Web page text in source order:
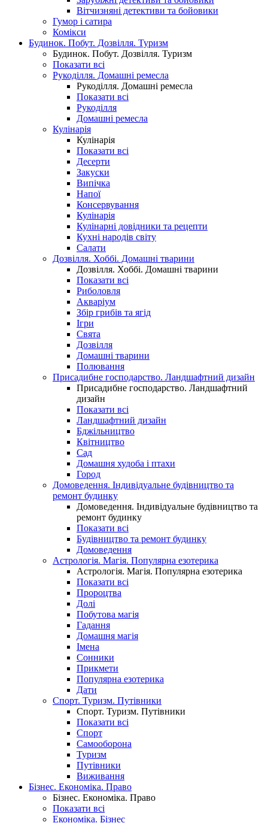
Вітчизняні детективи та бойовики
Гумор і сатира
Комікси
Будинок. Побут. Дозвілля. Туризм
Будинок. Побут. Дозвілля. Туризм
Показати всі
Рукоділля. Домашні ремесла
Рукоділля. Домашні ремесла
Показати всі
Рукоділля
Домашні ремесла
Кулінарія
Кулінарія
Показати всі
Десерти
Закуски
Випічка
Напої
Консервування
Кулінарія
Кулінарні довідники та рецепти
Кухні народів світу
Салати
Дозвілля. Хоббі. Домашні тварини
Дозвілля. Хоббі. Домашні тварини
Показати всі
Риболовля
Акваріум
Збір грибів та ягід
Ігри
Свята
Дозвілля
Домашні тварини
Полювання
Присадибне господарство. Ландшафтний дизайн
Присадибне господарство. Ландшафтний
дизайн
Показати всі
Ландшафтний дизайн
Бджільництво
Квітництво
Сад
Домашня худоба і птахи
Город
Домоведення. Індивідуальне будівництво та
ремонт будинку
Домоведення. Індивідуальне будівництво та
ремонт будинку
Показати всі
Будівництво та ремонт будинку
Домоведення
Астрологія. Магія. Популярна езотерика
Астрологія. Магія. Популярна езотерика
Показати всі
Пророцтва
Долі
Побутова магія
Гадання
Домашня магія
Імена
Сонники
Прикмети
Популярна езотерика
Дати
Спорт. Туризм. Путівники
Спорт. Туризм. Путівники
Показати всі
Спорт
Самооборона
Туризм
Путівники
Виживання
Бізнес. Економіка. Право
Бізнес. Економіка. Право
Показати всі
Економіка. Бізнес